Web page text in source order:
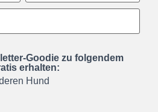
Goodie zu folgendem
erhalten:
Hund